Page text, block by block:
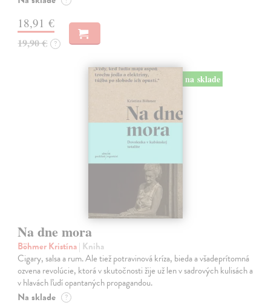
18,91 €
19,90 € ?
na sklade
Na dne mora
Böhmer Kristína| Kniha
Cigary, salsa a rum. Ale tiež potravinová kríza, bieda a všadeprítomná
ozvena revolúcie, ktorá v skutočnosti žije už len v sadrových kulisách a
v hlavách ľudí opantaných propagandou.
Na sklade ?